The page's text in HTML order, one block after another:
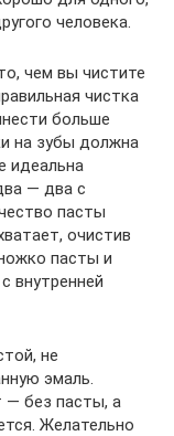
человека.
чем вы чистите
чистка
больше
на зубы должна
идеальна
— два с
пасты
очистив
пасты и
внутренней
не
эмаль.
— без пасты, а
Желательно